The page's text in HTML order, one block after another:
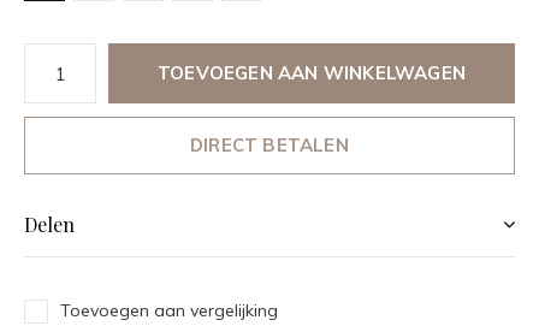
TOEVOEGEN AAN WINKELWAGEN
DIRECT BETALEN
Delen
Toevoegen aan vergelijking